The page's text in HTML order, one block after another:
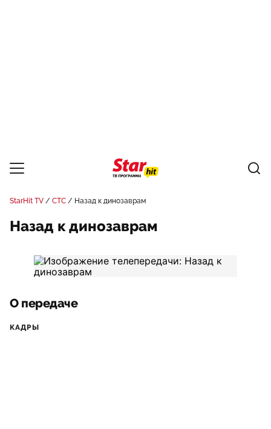
StarHit TV СТС Назад к динозаврам
Назад к динозаврам
О передаче
КАДРЫ